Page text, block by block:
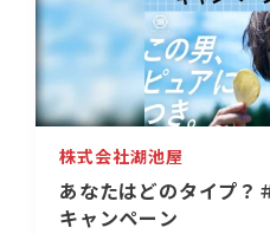
株式会社湖池屋
あなたはどのタイプ？
キャンペーン